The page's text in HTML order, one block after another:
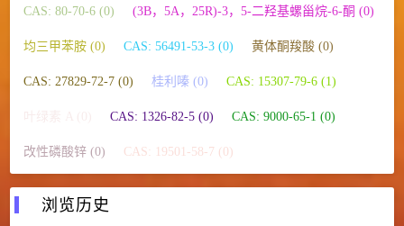
CAS: 80-70-6 (0) (3Β，5Α，25R)-3，5-二羟基螺甾烷-6-酮 (0)
均三甲苯胺 (0) CAS: 56491-53-3 (0) 黄体酮羧酸 (0)
CAS: 27829-72-7 (0) 桂利嗪 (0) CAS: 15307-79-6 (1)
CAS: 1326-82-5 (0) CAS: 9000-65-1 (0)
改性磷酸锌 (0) CAS: 19501-58-7 (0)
浏览历史